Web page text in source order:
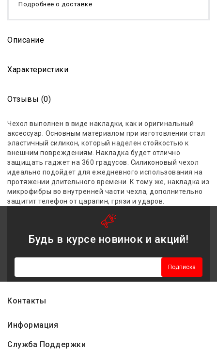
Подробнее о доставке
Описание
Характеристики
Отзывы (0)
Чехол выполнен в виде накладки, как и оригинальный
аксессуар. Основным материалом при изготовлении стал
эластичный силикон, который наделен стойкостью к
внешним повреждениям. Накладка будет отлично
защищать гаджет на 360 градусов. Силиконовый чехол
идеально подойдет для ежедневного использования на
протяжении длительного времени. К тому же, накладка из
микрофибры во внутренней части чехла, дополнительно
защитит телефон от царапин, грязи и ударов.
Будь в курсе новинок и акций!
Подписка
Контакты
Информация
Служба Поддержки